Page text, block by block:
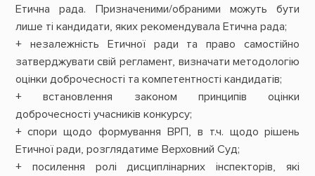
Етична рада. Призначеними/обраними можуть бути
лише ті кандидати, яких рекомендувала Етична рада;
+ незалежність Етичної ради та право самостійно
затверджувати свій регламент, визначати методологію
оцінки доброчесності та компетентності кандидатів;
+ встановлення законом принципів оцінки
доброчесності учасників конкурсу;
+ спори щодо формування ВРП, в т.ч. щодо рішень
Етичної ради, розглядатиме Верховний Суд;
+ посилення ролі дисциплінарних інспекторів, які